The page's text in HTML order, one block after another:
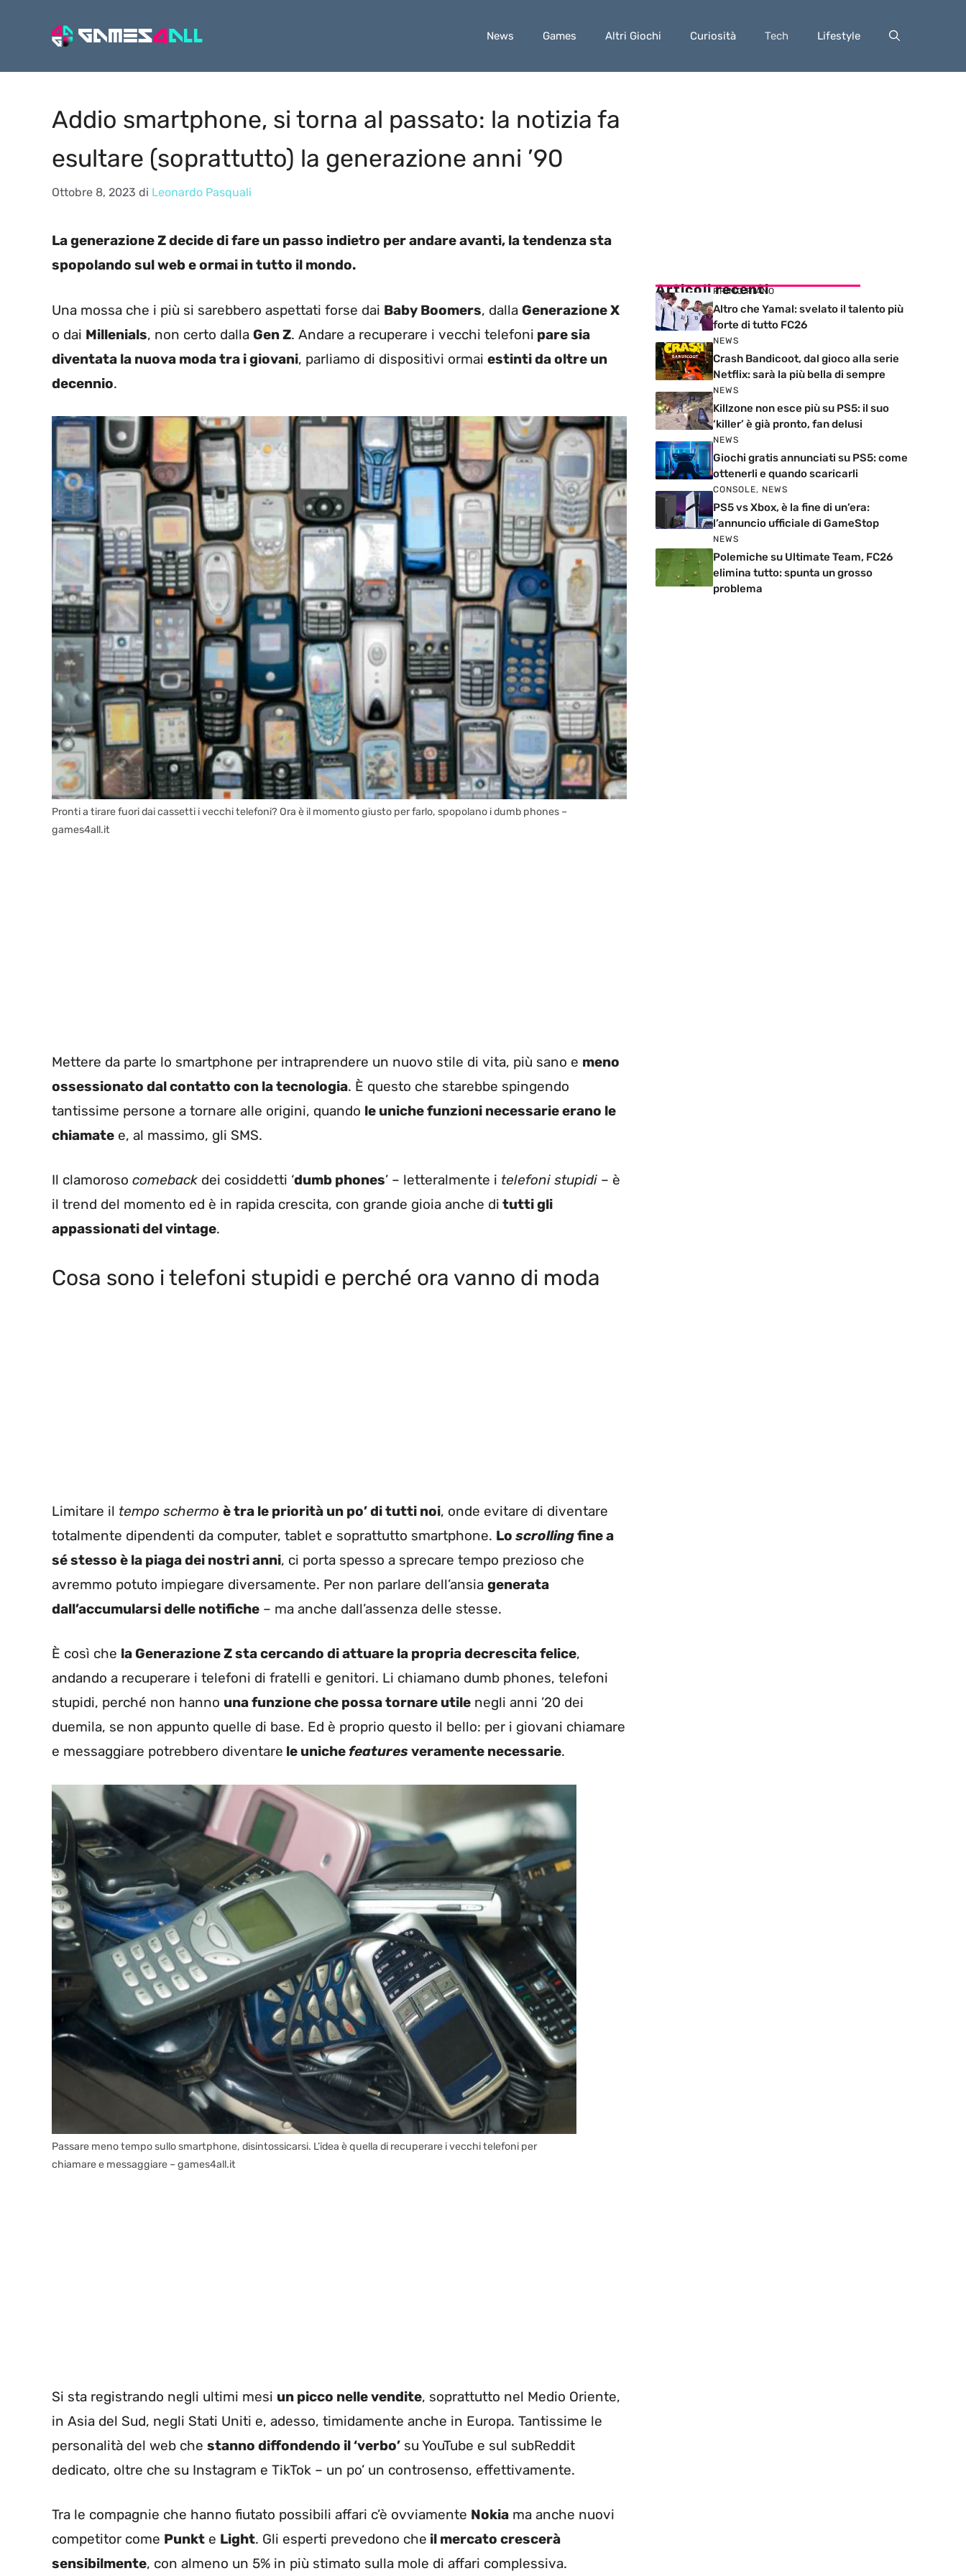
News Games Altri Giochi Curiosità Tech Lifestyle
Addio smartphone, si torna al passato: la notizia fa
esultare (soprattutto) la generazione anni ’90
Ottobre 8, 2023 di Leonardo Pasquali
La generazione Z decide di fare un passo indietro per andare avanti, la tendenza sta
spopolando sul web e ormai in tutto il mondo.
Una mossa che i più si sarebbero aspettati forse dai Baby Boomers, dalla Generazione X
o dai Millenials, non certo dalla Gen Z. Andare a recuperare i vecchi telefoni pare sia
diventata la nuova moda tra i giovani, parliamo di dispositivi ormai estinti da oltre un
decennio.
Pronti a tirare fuori dai cassetti i vecchi telefoni? Ora è il momento giusto per farlo, spopolano i dumb phones –
games4all.it
Mettere da parte lo smartphone per intraprendere un nuovo stile di vita, più sano e meno
ossessionato dal contatto con la tecnologia. È questo che starebbe spingendo
tantissime persone a tornare alle origini, quando le uniche funzioni necessarie erano le
chiamate e, al massimo, gli SMS.
Il clamoroso comeback dei cosiddetti ‘dumb phones’ – letteralmente i telefoni stupidi – è
il trend del momento ed è in rapida crescita, con grande gioia anche di tutti gli
appassionati del vintage.
Cosa sono i telefoni stupidi e perché ora vanno di moda
Limitare il tempo schermo è tra le priorità un po’ di tutti noi, onde evitare di diventare
totalmente dipendenti da computer, tablet e soprattutto smartphone. Lo scrollingfine a
sé stesso è la piaga dei nostri anni, ci porta spesso a sprecare tempo prezioso che
avremmo potuto impiegare diversamente. Per non parlare dell’ansia generata
dall’accumularsi delle notifiche – ma anche dall’assenza delle stesse.
È così che la Generazione Z sta cercando di attuare la propria decrescita felice,
andando a recuperare i telefoni di fratelli e genitori. Li chiamano dumb phones, telefoni
stupidi, perché non hanno una funzione che possa tornare utile negli anni ’20 dei
duemila, se non appunto quelle di base. Ed è proprio questo il bello: per i giovani chiamare
e messaggiare potrebbero diventare le uniche featuresveramente necessarie.
Passare meno tempo sullo smartphone, disintossicarsi. L’idea è quella di recuperare i vecchi telefoni per
chiamare e messaggiare – games4all.it
Si sta registrando negli ultimi mesi un picco nelle vendite, soprattutto nel Medio Oriente,
in Asia del Sud, negli Stati Uniti e, adesso, timidamente anche in Europa. Tantissime le
personalità del web che stanno diffondendo il ‘verbo’ su YouTube e sul subReddit
dedicato, oltre che su Instagram e TikTok – un po’ un controsenso, effettivamente.
Tra le compagnie che hanno fiutato possibili affari c’è ovviamente Nokia ma anche nuovi
competitor come Punkt e Light. Gli esperti prevedono che il mercato crescerà
sensibilmente, con almeno un 5% in più stimato sulla mole di affari complessiva.
Articoli recenti
PRIMO PIANO
Altro che Yamal: svelato il talento più
forte di tutto FC26
NEWS
Crash Bandicoot, dal gioco alla serie
Netflix: sarà la più bella di sempre
NEWS
Killzone non esce più su PS5: il suo
‘killer’ è già pronto, fan delusi
NEWS
Giochi gratis annunciati su PS5: come
ottenerli e quando scaricarli
CONSOLE, NEWS
PS5 vs Xbox, è la fine di un’era:
l’annuncio ufficiale di GameStop
NEWS
Polemiche su Ultimate Team, FC26
elimina tutto: spunta un grosso
problema